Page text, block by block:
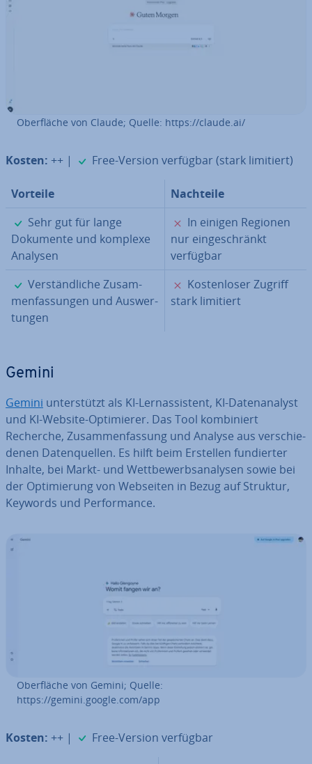
Ober­flä­che von Claude; Quelle: https://claude.ai/
Kosten: ++ | ✓
Free-Version verfügbar (stark limitiert)
Vorteile
Nachteile
✓
Sehr gut für lange
Dokumente und komplexe
Analysen
✗
In einigen Regionen
nur ein­ge­schränkt
verfügbar
✓
Ver­ständ­li­che Zu­sam­
men­fas­sun­gen und Aus­wer­
tun­gen
✗
Kos­ten­lo­ser Zugriff
stark limitiert
Gemini
Gemini un­ter­stützt als KI-Lern­as­sis­tent, KI-Da­ten­ana­lyst
und KI-Website-Op­ti­mie­rer. Das Tool kom­bi­niert
Recherche, Zu­sam­men­fas­sung und Analyse aus ver­schie­
de­nen Da­ten­quel­len. Es hilft beim Erstellen fun­dier­ter
Inhalte, bei Markt- und Wett­be­werbs­ana­ly­sen sowie bei
der Op­ti­mie­rung von Webseiten in Bezug auf Struktur,
Keywords und Per­for­mance.
Ober­flä­che von Gemini; Quelle:
https://gemini.google.com/app
Kosten: ++ | ✓
Free-Version verfügbar